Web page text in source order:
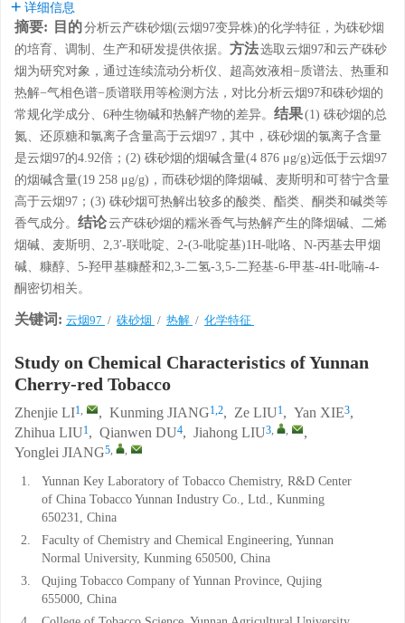
详细信息
摘要: 目的分析云产硃砂烟(云烟97变异株)的化学特征，为硃砂烟
的培育、调制、生产和研发提供依据。 方法选取云烟97和云产硃砂
烟为研究对象，通过连续流动分析仪、超高效液相−质谱法、热重和
热解−气相色谱−质谱联用等检测方法，对比分析云烟97和硃砂烟的
常规化学成分、6种生物碱和热解产物的差异。 结果(1) 硃砂烟的总
氮、还原糖和氯离子含量高于云烟97，其中，硃砂烟的氯离子含量
是云烟97的4.92倍；(2) 硃砂烟的烟碱含量(4 876 μg/g)远低于云烟97
的烟碱含量(19 258 μg/g)，而硃砂烟的降烟碱、麦斯明和可替宁含量
高于云烟97；(3) 硃砂烟可热解出较多的酸类、酯类、酮类和碱类等
香气成分。 结论云产硃砂烟的糯米香气与热解产生的降烟碱、二烯
烟碱、麦斯明、2,3′-联吡啶、2-(3-吡啶基)1H-吡咯、N-丙基去甲烟
碱、糠醇、5-羟甲基糠醛和2,3-二氢-3,5-二羟基-6-甲基-4H-吡喃-4-
酮密切相关。
关键词: 云烟97 / 硃砂烟 / 热解 / 化学特征
Study on Chemical Characteristics of Yunnan
Cherry-red Tobacco
Zhenjie LI1, , Kunming JIANG1,2, Ze LIU1, Yan XIE3,
Zhihua LIU1, Qianwen DU4, Jiahong LIU3, ,
,
Yonglei JIANG5, ,
1.
Yunnan Key Laboratory of Tobacco Chemistry, R&D Center
of China Tobacco Yunnan Industry Co., Ltd., Kunming
650231, China
2.
Faculty of Chemistry and Chemical Engineering, Yunnan
Normal University, Kunming 650500, China
3.
Qujing Tobacco Company of Yunnan Province, Qujing
655000, China